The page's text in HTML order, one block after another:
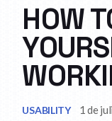
HOW
USABILITY 1 de